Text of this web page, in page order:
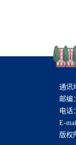
通讯
邮编
电话
E-
版权